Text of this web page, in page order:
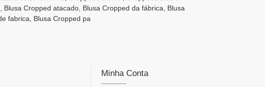
Blusa Cropped atacado, Blusa Cropped da fábrica, Blusa
fabrica, Blusa Cropped pa
Minha Conta